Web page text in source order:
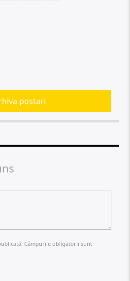
postari
Câmpurile obligatorii sunt